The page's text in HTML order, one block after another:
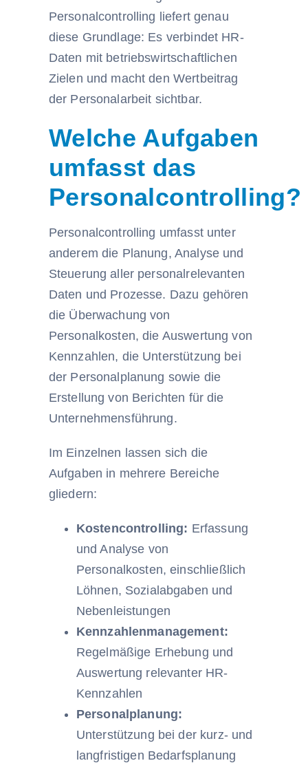
Personalcontrolling liefert genau
diese Grundlage: Es verbindet HR-
Daten mit betriebswirtschaftlichen
Zielen und macht den Wertbeitrag
der Personalarbeit sichtbar.
Welche Aufgaben
umfasst das
Personalcontrolling?
Personalcontrolling umfasst unter
anderem die Planung, Analyse und
Steuerung aller personalrelevanten
Daten und Prozesse. Dazu gehören
die Überwachung von
Personalkosten, die Auswertung von
Kennzahlen, die Unterstützung bei
der Personalplanung sowie die
Erstellung von Berichten für die
Unternehmensführung.
Im Einzelnen lassen sich die
Aufgaben in mehrere Bereiche
gliedern:
Kostencontrolling: Erfassung
und Analyse von
Personalkosten, einschließlich
Löhnen, Sozialabgaben und
Nebenleistungen
Kennzahlenmanagement:
Regelmäßige Erhebung und
Auswertung relevanter HR-
Kennzahlen
Personalplanung:
Unterstützung bei der kurz- und
langfristigen Bedarfsplanung